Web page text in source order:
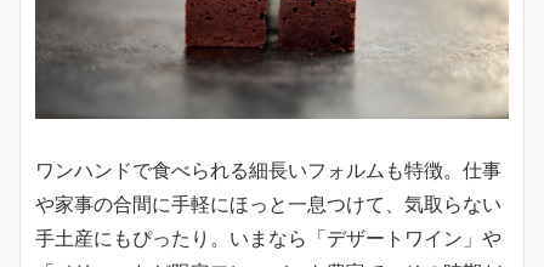
ワンハンドで食べられる細長いフォルムも特徴。仕事
や家事の合間に手軽にほっと一息つけて、気取らない
手土産にもぴったり。いまなら「デザートワイン」や